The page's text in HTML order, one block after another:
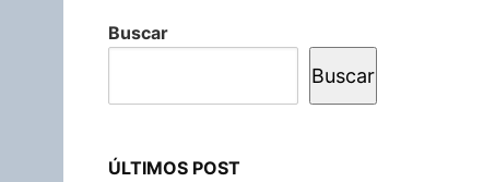
Buscar
Buscar
ÚLTIMOS POST